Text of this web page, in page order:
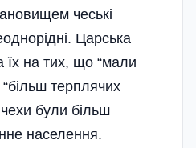
чеські
Царська
їх на тих, що “мали
“більш терплячих
були більш
населення.